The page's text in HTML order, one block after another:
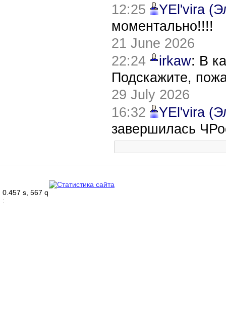
12:25
YEl'vira
моментально!!!!
21 June 2026
22:24
irkaw: В
Подскажите,
29 July 2026
16:32
YEl'vira
завершилась
0.457 s, 567 q
: